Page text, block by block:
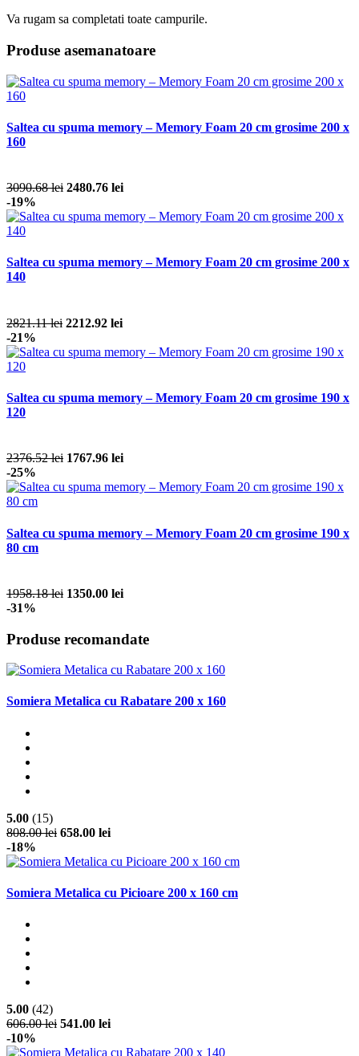
Va rugam sa completati toate campurile.
Produse asemanatoare
Saltea cu spuma memory – Memory Foam 20 cm grosime 200 x
160
3090.68 lei 2480.76 lei
-19%
Saltea cu spuma memory – Memory Foam 20 cm grosime 200 x
140
2821.11 lei 2212.92 lei
-21%
Saltea cu spuma memory – Memory Foam 20 cm grosime 190 x
120
2376.52 lei 1767.96 lei
-25%
Saltea cu spuma memory – Memory Foam 20 cm grosime 190 x
80 cm
1958.18 lei 1350.00 lei
-31%
Produse recomandate
Somiera Metalica cu Rabatare 200 x 160
5.00 (15)
808.00 lei 658.00 lei
-18%
Somiera Metalica cu Picioare 200 x 160 cm
5.00 (42)
606.00 lei 541.00 lei
-10%